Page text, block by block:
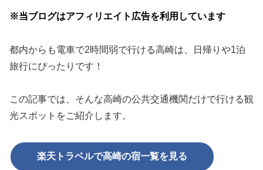
※当ブログはアフィリエイト広告を利用しています
都内からも電車で2時間弱で行ける高崎は、日帰りや1泊
旅行にぴったりです！
この記事では、そんな高崎の公共交通機関だけで行ける観
光スポットをご紹介します。
楽天トラベルで高崎の宿一覧を見る